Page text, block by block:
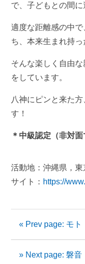
で、子どもとの間に
適度な距離感の中
ち、本来生まれ持っ
そんな楽しく自由
をしています。
八神にピンと来た
す！
＊中級認定（非対
活動地：沖縄県，東
サイト： https://
« Prev page: モト
» Next page: 磐音